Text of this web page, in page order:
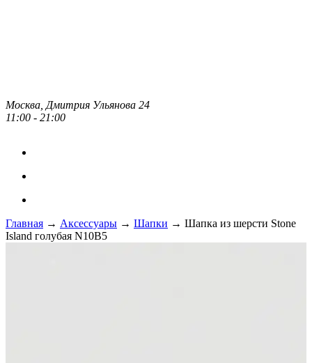
Москва, Дмитрия Ульянова 24
11:00 - 21:00
Главная → Аксессуары → Шапки → Шапка из шерсти Stone
Island голубая N10B5